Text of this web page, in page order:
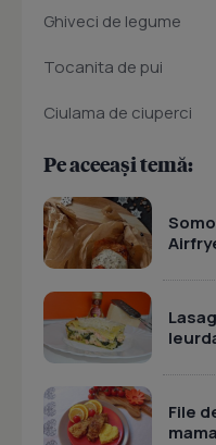
Ghiveci de legume
Tocanita de pui
Ciulama de ciuperci
Pe aceeași temă:
File